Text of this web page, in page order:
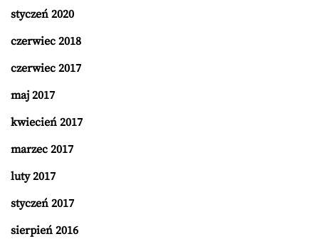
styczeń 2020
czerwiec 2018
czerwiec 2017
maj 2017
kwiecień 2017
marzec 2017
luty 2017
styczeń 2017
sierpień 2016